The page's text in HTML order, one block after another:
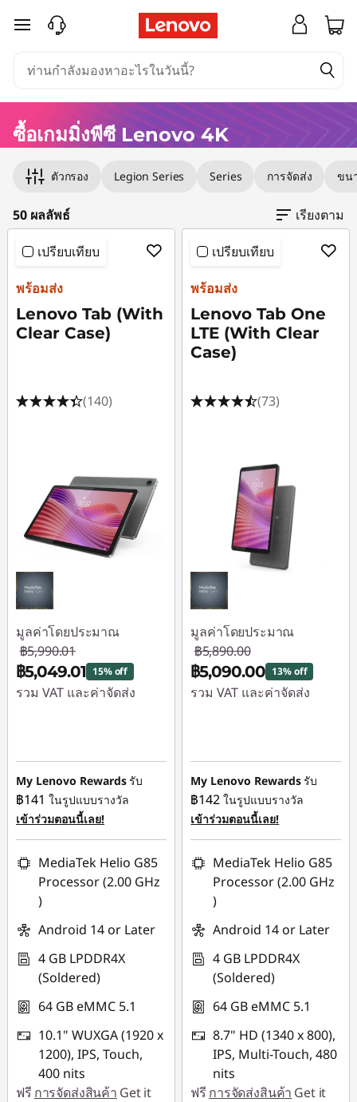
ซื้
เ
ก
มิ่
ซี
ข้ามไปที่เนื้อหาหลัก
ซื้อเกมมิ่งพีซี Lenovo 4K
ตัวกรอง Legion Series Series การจัดส่ง ขน
50 ผลลัพธ์ เรียงตาม
เปรียบเทียบ
พร้อมส่ง
Lenovo Tab (With
Clear Case)
(140)
มูลค่าโดยประมาณ
฿5,990.01
฿5,049.01 15% off
รวม VAT และค่าจัดส่ง
My Lenovo Rewardsรับ
฿141 ในรูปแบบรางวัล
เข้าร่วมตอนนี้เลย!
MediaTek Helio G85
Processor (2.00 GHz
)
Android 14 or Later
4 GB LPDDR4X
(Soldered)
64 GB eMMC 5.1
10.1" WUXGA (1920 x
1200), IPS, Touch,
400 nits
ฟรี การจัดส่งสินค้า Get it
เปรียบเทียบ
พร้อมส่ง
Lenovo Tab One
LTE (With Clear
Case)
(73)
มูลค่าโดยประมาณ
฿5,890.00
฿5,090.00 13% off
รวม VAT และค่าจัดส่ง
My Lenovo Rewardsรับ
฿142 ในรูปแบบรางวัล
เข้าร่วมตอนนี้เลย!
MediaTek Helio G85
Processor (2.00 GHz
)
Android 14 or Later
4 GB LPDDR4X
(Soldered)
64 GB eMMC 5.1
8.7" HD (1340 x 800),
IPS, Multi-Touch, 480
nits
ฟรี การจัดส่งสินค้า Get it